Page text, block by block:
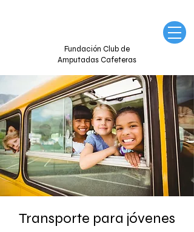
Fundación Club de
Amputadas Cafeteras
Transporte para jóvenes